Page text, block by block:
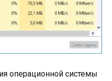
операционной системы